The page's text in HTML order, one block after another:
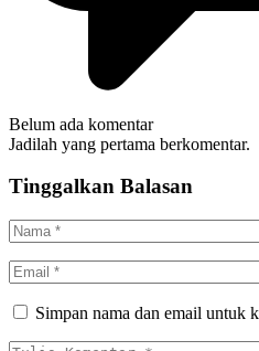
Belum ada komentar
Jadilah yang pertama berkomentar.
Tinggalkan Balasan
Simpan nama dan email untuk